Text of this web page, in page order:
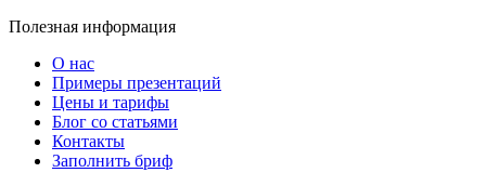
Полезная информация
О нас
Примеры презентаций
Цены и тарифы
Блог со статьями
Контакты
Заполнить бриф